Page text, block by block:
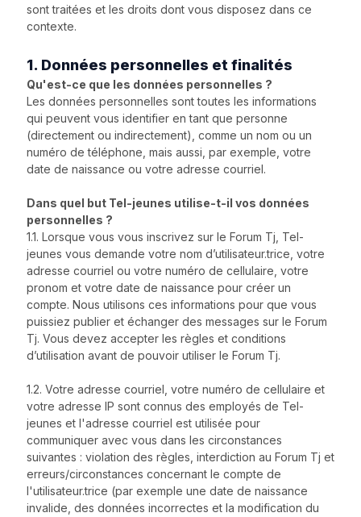
sont traitées et les droits dont vous disposez dans ce
contexte.
1. Données personnelles et finalités
Qu'est-ce que les données personnelles ?
Les données personnelles sont toutes les informations
qui peuvent vous identifier en tant que personne
(directement ou indirectement), comme un nom ou un
numéro de téléphone, mais aussi, par exemple, votre
date de naissance ou votre adresse courriel.
Dans quel but Tel-jeunes utilise-t-il vos données
personnelles ?
1.1. Lorsque vous vous inscrivez sur le Forum Tj, Tel-
jeunes vous demande votre nom d’utilisateur.trice, votre
adresse courriel ou votre numéro de cellulaire, votre
pronom et votre date de naissance pour créer un
compte. Nous utilisons ces informations pour que vous
puissiez publier et échanger des messages sur le Forum
Tj. Vous devez accepter les règles et conditions
d’utilisation avant de pouvoir utiliser le Forum Tj.
1.2. Votre adresse courriel, votre numéro de cellulaire et
votre adresse IP sont connus des employés de Tel-
jeunes et l'adresse courriel est utilisée pour
communiquer avec vous dans les circonstances
suivantes : violation des règles, interdiction au Forum Tj et
erreurs/circonstances concernant le compte de
l'utilisateur.trice (par exemple une date de naissance
invalide, des données incorrectes et la modification du